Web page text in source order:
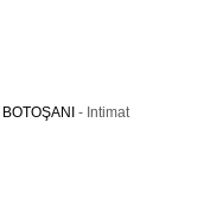
- Intimat